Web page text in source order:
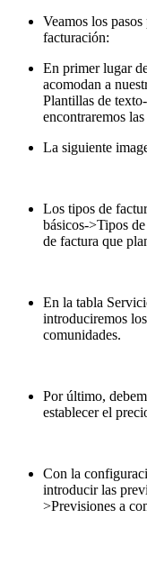
Veamos los
facturación:
En primer lugar
acomodan a
Plantillas de
encontraremos
La siguiente
Los tipos de
básicos->Tipos
de factura que
En la tabla
introduciremos
comunidades.
Por último,
establecer el
Con la
introducir las
>Previsiones a